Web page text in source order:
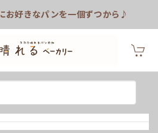
お好きなパンを一個ずつから♪